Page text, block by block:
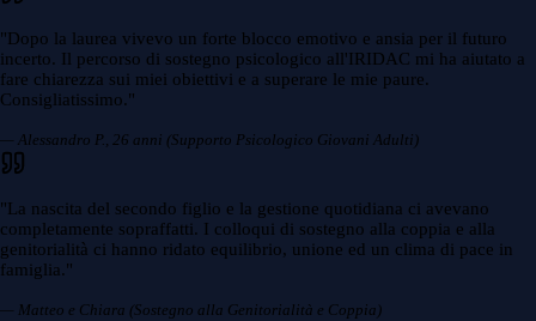
"Dopo la laurea vivevo un forte blocco emotivo e ansia per il futuro
incerto. Il percorso di sostegno psicologico all'IRIDAC mi ha aiutato a
fare chiarezza sui miei obiettivi e a superare le mie paure.
Consigliatissimo."
— Alessandro P., 26 anni (Supporto Psicologico Giovani Adulti)
"La nascita del secondo figlio e la gestione quotidiana ci avevano
completamente sopraffatti. I colloqui di sostegno alla coppia e alla
genitorialità ci hanno ridato equilibrio, unione ed un clima di pace in
famiglia."
— Matteo e Chiara (Sostegno alla Genitorialità e Coppia)